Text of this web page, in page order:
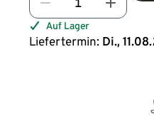
Auf Lager
Liefertermin: Di.,